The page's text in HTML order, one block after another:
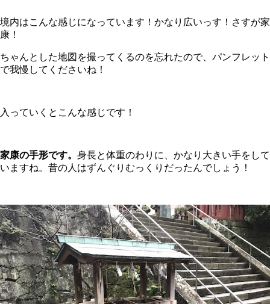
境内はこんな感じになっています！かなり広いっす！さすが家
康！
ちゃんとした地図を撮ってくるのを忘れたので、パンフレット
で我慢してくださいね！
入っていくとこんな感じです！
家康の手形です。 身長と体重のわりに、かなり大きい手をして
いますね。昔の人はずんぐりむっくりだったんでしょう！